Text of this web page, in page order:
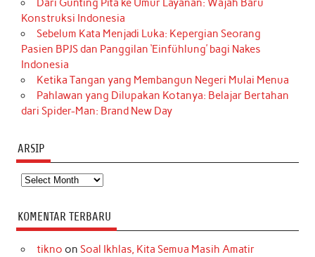
Dari Gunting Pita ke Umur Layanan: Wajah Baru
Konstruksi Indonesia
Sebelum Kata Menjadi Luka: Kepergian Seorang
Pasien BPJS dan Panggilan ‘Einfühlung’ bagi Nakes
Indonesia
Ketika Tangan yang Membangun Negeri Mulai Menua
Pahlawan yang Dilupakan Kotanya: Belajar Bertahan
dari Spider-Man: Brand New Day
ARSIP
Arsip
KOMENTAR TERBARU
tikno on Soal Ikhlas, Kita Semua Masih Amatir